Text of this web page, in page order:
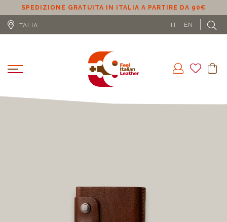
GRATUITA IN ITALIA A PARTIRE DA 90€
ITALIA IT EN